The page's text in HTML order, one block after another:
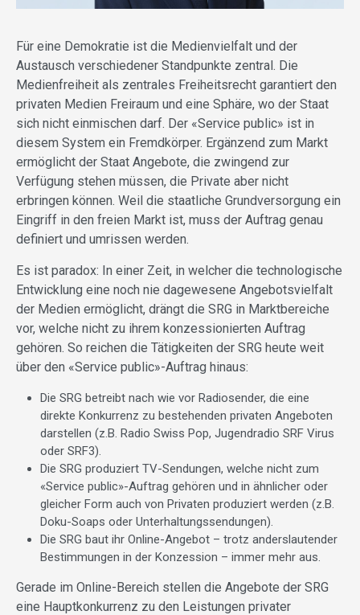
Für eine Demokratie ist die Medienvielfalt und der
Austausch verschiedener Standpunkte zentral. Die
Medienfreiheit als zentrales Freiheitsrecht garantiert den
privaten Medien Freiraum und eine Sphäre, wo der Staat
sich nicht einmischen darf. Der «Service public» ist in
diesem System ein Fremdkörper. Ergänzend zum Markt
ermöglicht der Staat Angebote, die zwingend zur
Verfügung stehen müssen, die Private aber nicht
erbringen können. Weil die staatliche Grundversorgung ein
Eingriff in den freien Markt ist, muss der Auftrag genau
definiert und umrissen werden.
Es ist paradox: In einer Zeit, in welcher die technologische
Entwicklung eine noch nie dagewesene Angebotsvielfalt
der Medien ermöglicht, drängt die SRG in Marktbereiche
vor, welche nicht zu ihrem konzessionierten Auftrag
gehören. So reichen die Tätigkeiten der SRG heute weit
über den «Service public»-Auftrag hinaus:
Die SRG betreibt nach wie vor Radiosender, die eine
direkte Konkurrenz zu bestehenden privaten Angeboten
darstellen (z.B. Radio Swiss Pop, Jugendradio SRF Virus
oder SRF3).
Die SRG produziert TV-Sendungen, welche nicht zum
«Service public»-Auftrag gehören und in ähnlicher oder
gleicher Form auch von Privaten produziert werden (z.B.
Doku-Soaps oder Unterhaltungssendungen).
Die SRG baut ihr Online-Angebot – trotz anderslautender
Bestimmungen in der Konzession – immer mehr aus.
Gerade im Online-Bereich stellen die Angebote der SRG
eine Hauptkonkurrenz zu den Leistungen privater